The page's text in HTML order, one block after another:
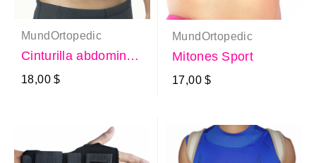
MundOrtopedic
Cinturilla abdominal
para hombre
18,00 $
MundOrtopedic
Mitones Sport
17,00 $